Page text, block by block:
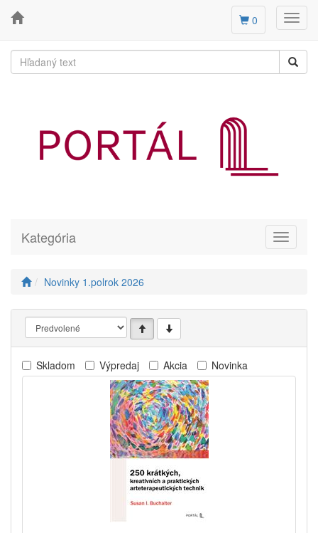
0
Toggle
Kategória
Novinky 1.polrok 2026
Skladom Výpredaj Akcia Novinka